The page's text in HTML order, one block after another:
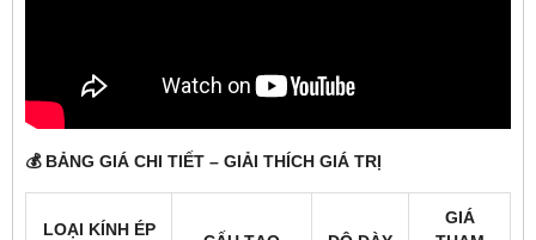
💰 BẢNG GIÁ CHI TIẾT – GIẢI THÍCH GIÁ TRỊ
LOẠI KÍNH ÉP
GIÁ